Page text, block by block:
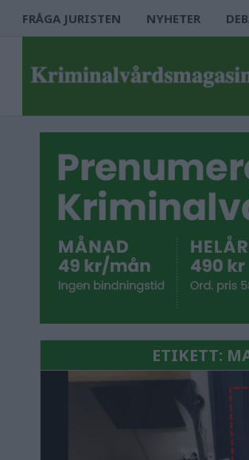
FRÅGA JURISTEN NYHETER
ETIKETT: